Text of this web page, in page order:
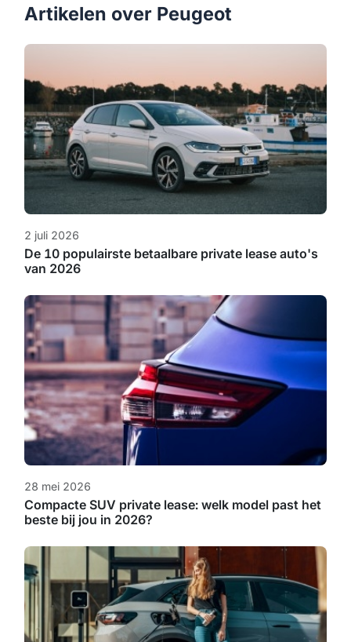
Artikelen over Peugeot
2 juli 2026
De 10 populairste betaalbare private lease auto's
van 2026
28 mei 2026
Compacte SUV private lease: welk model past het
beste bij jou in 2026?